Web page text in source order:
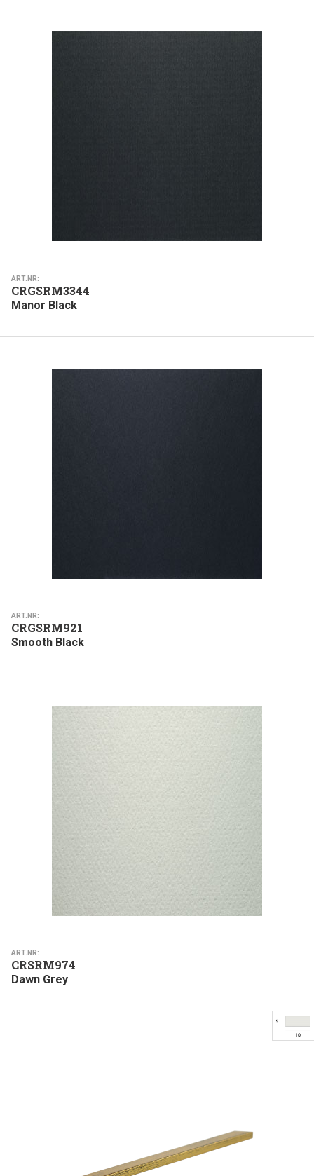
ART.NR:
CRGSRM3344
Manor Black
ART.NR:
CRGSRM921
Smooth Black
ART.NR:
CRSRM974
Dawn Grey